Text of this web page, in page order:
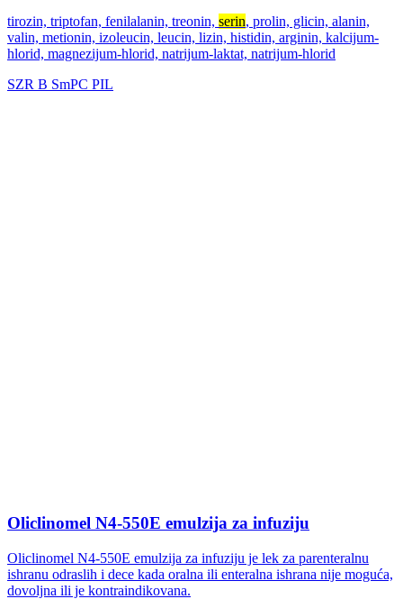
tirozin, triptofan, fenilalanin, treonin, serin, prolin, glicin, alanin,
valin, metionin, izoleucin, leucin, lizin, histidin, arginin, kalcijum-
hlorid, magnezijum-hlorid, natrijum-laktat, natrijum-hlorid
SZR B SmPC PIL
Oliclinomel N4-550E emulzija za infuziju
Oliclinomel N4-550E emulzija za infuziju je lek za parenteralnu
ishranu odraslih i dece kada oralna ili enteralna ishrana nije moguća,
dovoljna ili je kontraindikovana.